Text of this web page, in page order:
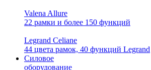
Valena Allure
22 рамки и более 150 функций
Legrand Celiane
44 цвета рамок, 40 функций Legrand
Силовое
оборудование